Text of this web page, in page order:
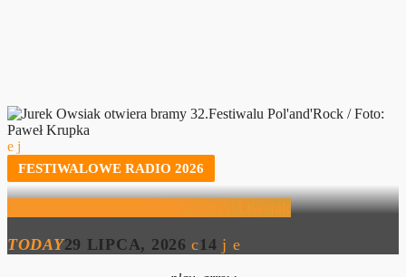
FESTIWALOWE RADIO 2026
Festiwalowe Radio 2026 – Jerzy Owsiak
TODAY29 LIPCA, 2026 14